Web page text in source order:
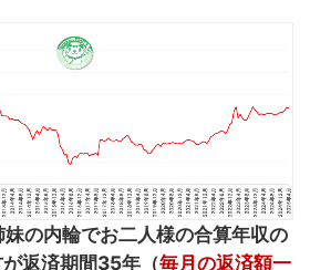
の内輪でお二人様の合算年収の
返済期間35年（毎月の返済額一